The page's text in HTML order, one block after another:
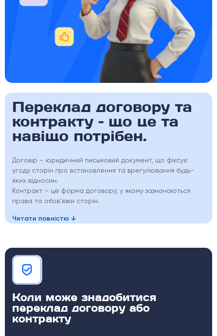
Переклад договору та
контракту – що це та
навіщо потрібен.
Договір – юридичний письмовий документ, що фіксує
угоду сторін про встановлення та врегулювання будь-
яких відносин.
Контракт – це форма договору, у якому зазначаються
права та обов’язки сторін.
Читати повністю
Коли може знадобитися
переклад договору або
контракту